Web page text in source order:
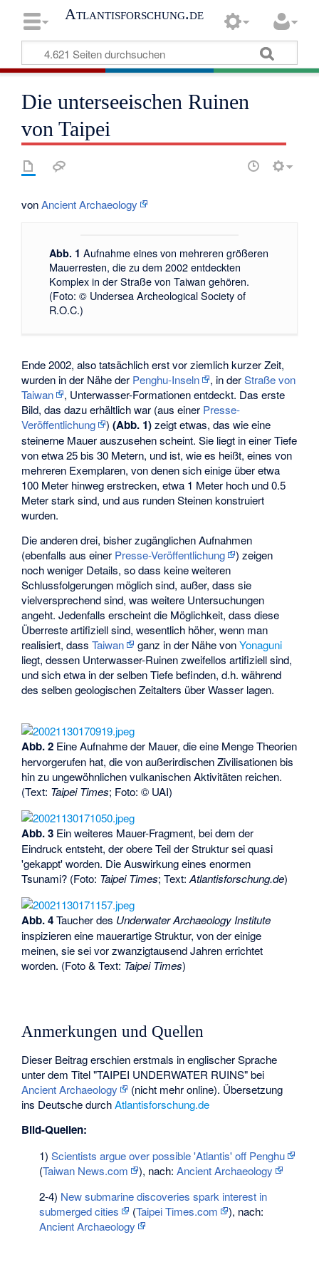
Atlantisforschung.de
Die unterseeischen Ruinen
von Taipei
vonAncient Archaeology
Abb. 1 Aufnahme eines von mehreren größeren
Mauerresten, die zu dem 2002 entdeckten
Komplex in der Straße von Taiwan gehören.
(Foto: © Undersea Archeological Society of
R.O.C.)
Ende 2002, also tatsächlich erst vor ziemlich kurzer Zeit,
wurden in der Nähe der Penghu-Inseln , in derStraße von
Taiwan
, Unterwasser-Formationen entdeckt. Das erste
Bild, das dazu erhältlich war (aus einer Presse-
Veröffentlichung
)(Abb. 1)zeigt etwas, das wie eine
steinerne Mauer auszusehen scheint. Sie liegt in einer Tiefe
von etwa 25 bis 30 Metern, und ist, wie es heißt, eines von
mehreren Exemplaren, von denen sich einige über etwa
100 Meter hinweg erstrecken, etwa 1 Meter hoch und 0.5
Meter stark sind, und aus runden Steinen konstruiert
wurden.
Die anderen drei, bisher zugänglichen Aufnahmen
(ebenfalls aus einer Presse-Veröffentlichung
) zeigen
noch weniger Details, so dass keine weiteren
Schlussfolgerungen möglich sind, außer, dass sie
vielversprechend sind, was weitere Untersuchungen
angeht. Jedenfalls erscheint die Möglichkeit, dass diese
Überreste artifiziell sind, wesentlich höher, wenn man
realisiert, dassTaiwan ganz in der Nähe vonYonaguni
liegt, dessen Unterwasser-Ruinen zweifellos artifiziell sind,
und sich etwa in der selben Tiefe befinden, d.h. während
des selben geologischen Zeitalters über Wasser lagen.
Abb. 2 Eine Aufnahme der Mauer, die eine Menge Theorien
hervorgerufen hat, die von außerirdischen Zivilisationen bis
hin zu ungewöhnlichen vulkanischen Aktivitäten reichen.
(Text: Taipei Times; Foto: © UAI)
Abb. 3 Ein weiteres Mauer-Fragment, bei dem der
Eindruck entsteht, der obere Teil der Struktur sei quasi
'gekappt' worden. Die Auswirkung eines enormen
Tsunami? (Foto: Taipei Times; Text:Atlantisforschung.de)
Abb. 4Taucher des Underwater Archaeology Institute
inspizieren eine mauerartige Struktur, von der einige
meinen, sie sei vor zwanzigtausend Jahren errichtet
worden. (Foto & Text: Taipei Times)
Anmerkungen und Quellen
Dieser Beitrag erschien erstmals in englischer Sprache
unter dem Titel "TAIPEI UNDERWATER RUINS" bei
Ancient Archaeology
(nicht mehr online). Übersetzung
ins Deutsche durchAtlantisforschung.de
Bild-Quellen:
1) Scientists argue over possible 'Atlantis' off Penghu
(Taiwan News.com ), nach: Ancient Archaeology
2-4) New submarine discoveries spark interest in
submerged cities
(Taipei Times.com
), nach:
Ancient Archaeology